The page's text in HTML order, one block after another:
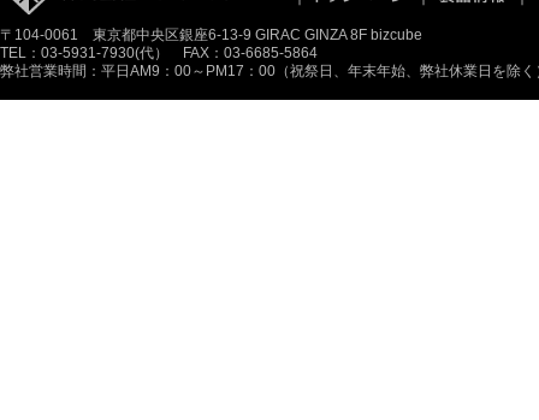
〒104-0061 東京都中央区銀座6-13-9 GIRAC GINZA 8F bizcube
TEL：03-5931-7930(代） FAX：03-6685-5864
弊社営業時間：平日AM9：00～PM17：00（祝祭日、年末年始、弊社休業日を除く